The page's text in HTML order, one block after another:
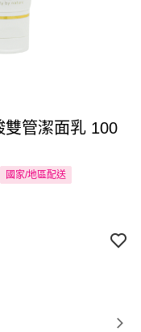
雙管潔面乳 100
國家/地區配送